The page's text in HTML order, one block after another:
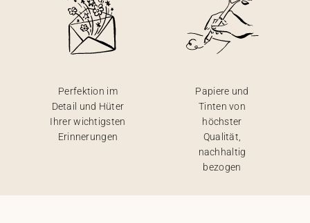
Perfektion im
Detail und Hüter
Ihrer wichtigsten
Erinnerungen
Papiere und
Tinten von
höchster
Qualität,
nachhaltig
bezogen